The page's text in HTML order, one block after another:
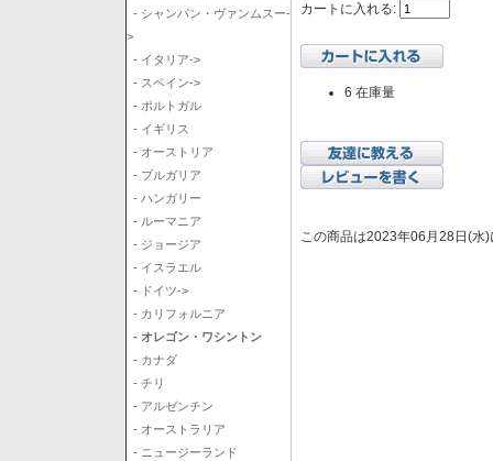
- シャンパン・ヴァンムスー-
>
- イタリア->
- スペイン->
- ポルトガル
- イギリス
- オーストリア
- ブルガリア
- ハンガリー
- ルーマニア
- ジョージア
- イスラエル
- ドイツ->
- カリフォルニア
- オレゴン・ワシントン
- カナダ
- チリ
- アルゼンチン
- オーストラリア
- ニュージーランド
カートに入れる:
6 在庫量
この商品は2023年06月28日(水